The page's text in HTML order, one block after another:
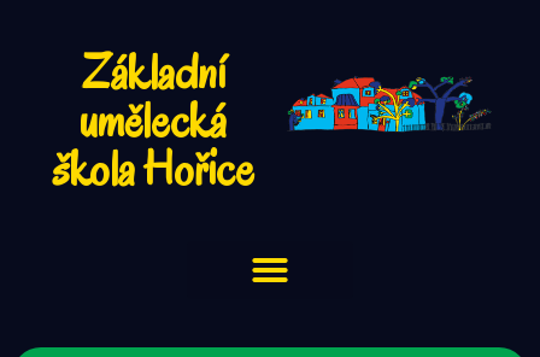
Základní
umělecká
škola Hořice